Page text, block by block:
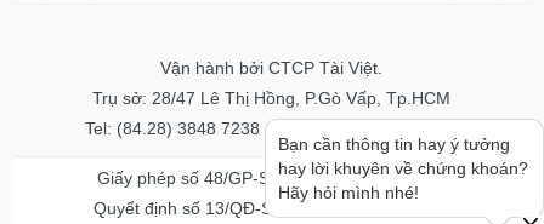
Vận hành bởi CTCP Tài Việt.
Trụ sở: 28/47 Lê Thị Hồng, P.Gò Vấp, Tp.HCM
Tel: (84.28) 3848 7238 - Fax: (84.28) 3848 7237
Giấy phép số 48/GP-STTTT ngày 04/11/2016
Quyết định số 13/QĐ-STTTT ngày 02/11/2017
Bạn cần thông tin hay ý tưởng
hay lời khuyên về chứng khoán?
Hãy hỏi mình nhé!